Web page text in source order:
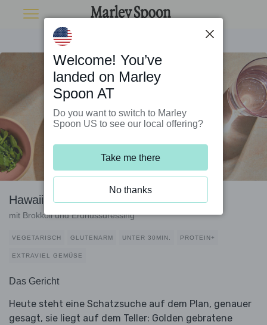
Hawaiianische Grillkäse-Bowl
mit Brokkoli und Erdnussdressing
VEGETARISCH GLUTENARM UNTER 30MIN. PROTEIN+
EXTRAVIEL GEMÜSE
Das Gericht
Heute steht eine Schatzsuche auf dem Plan, genauer
gesagt, sie liegt auf dem Teller: Golden gebratene
Welcome! You’ve
landed on Marley
Spoon AT
Do you want to switch to Marley
Spoon US to see our local offering?
Take me there
No thanks